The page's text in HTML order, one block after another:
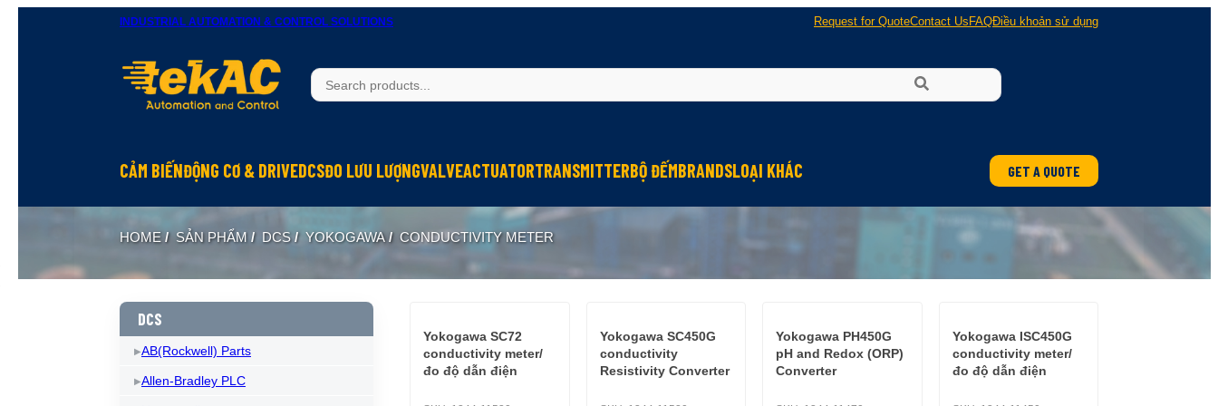
INDUSTRIAL AUTOMATION & CONTROL SOLUTIONS Request for QuoteContact Us FAQĐiều khoản sử dụng
CẢM BIẾNĐỘNG CƠ & DRIVEDCSĐO LƯU LƯỢNGVALVEACTUATORTRANSMITTERBỘ ĐẾMBRANDS
Oriental Motor
KGN
LOẠI KHÁC
Đèn phòng nổ
GET A QUOTE
HOME / SẢN PHẨM / DCS / YOKOGAWA / CONDUCTIVITY METER
DCS
AB(Rockwell) Parts
Allen-Bradley PLC
Yokogawa SC72
conductivity meter/
đo độ dẫn điện
Yokogawa SC450G
conductivity
Resistivity Converter
Yokogawa PH450G
pH and Redox (ORP)
Converter
Yokogawa ISC450G
conductivity meter/
đo độ dẫn điện